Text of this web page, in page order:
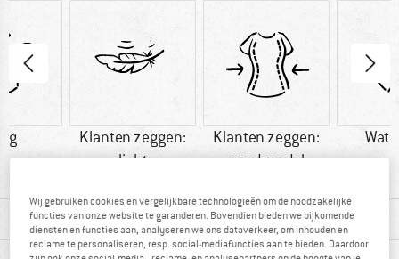
g
Klanten zeggen:
licht
Klanten zeggen:
goed model
MATERIAALGEGEVENS & KENMERKEN
Wij gebruiken cookies en vergelijkbare technologieën om de noodzakelijke
functies van onze website te garanderen. Bovendien bieden we bijkomende
diensten en functies aan, analyseren we ons dataverkeer, om inhouden en
reclame te personaliseren, resp. social-mediafuncties aan te bieden. Daardoor